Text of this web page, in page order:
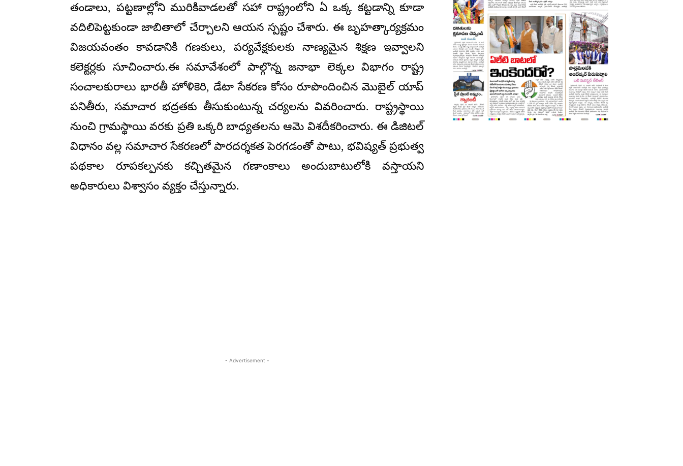
తండాలు, పట్టణాల్లోని మురికివాడలతో సహా రాష్ట్రంలోని ఏ ఒక్క కట్టడాన్ని కూడా
వదిలిపెట్టకుండా జాబితాలో చేర్చాలని ఆయన స్పష్టం చేశారు. ఈ బృహత్కార్యక్రమం
విజయవంతం కావడానికి గణకులు, పర్యవేక్షకులకు నాణ్యమైన శిక్షణ ఇవ్వాలని
కలెక్టర్లకు సూచించారు.ఈ సమావేశంలో పాల్గొన్న జనాభా లెక్కల విభాగం రాష్ట్ర
సంచాలకురాలు భారతీ హోళికెరి, డేటా సేకరణ కోసం రూపొందించిన మొబైల్ యాప్
పనితీరు, సమాచార భద్రతకు తీసుకుంటున్న చర్యలను వివరించారు. రాష్ట్రస్థాయి
నుంచి గ్రామస్థాయి వరకు ప్రతి ఒక్కరి బాధ్యతలను ఆమె విశదీకరించారు. ఈ డిజిటల్
విధానం వల్ల సమాచార సేకరణలో పారదర్శకత పెరగడంతో పాటు, భవిష్యత్ ప్రభుత్వ
పథకాల రూపకల్పనకు కచ్చితమైన గణాంకాలు అందుబాటులోకి వస్తాయని
అధికారులు విశ్వాసం వ్యక్తం చేస్తున్నారు.
- Advertisement -